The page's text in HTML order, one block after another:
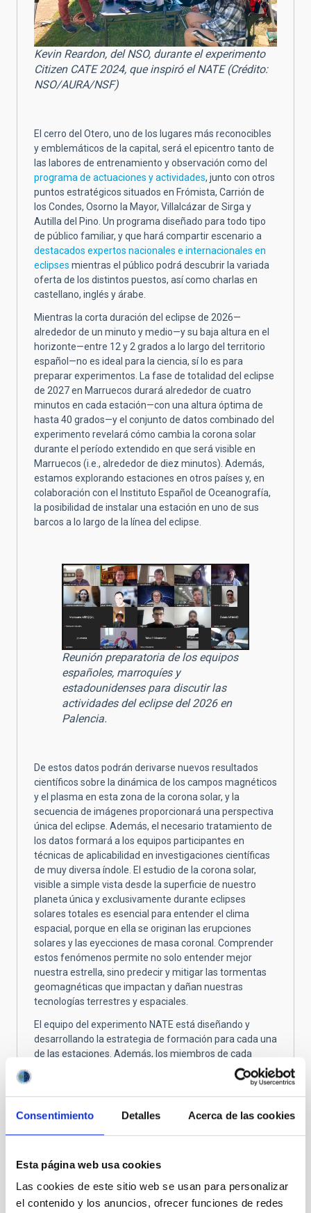
Consentimiento Detalles Acerca de las cookies
Esta página web usa cookies
Las cookies de este sitio web se usan para personalizar
el contenido y los anuncios, ofrecer funciones de redes
Kevin Reardon, del NSO, durante el experimento
Citizen CATE 2024, que inspiró el NATE (Crédito:
NSO/AURA/NSF)
El cerro del Otero, uno de los lugares más reconocibles
y emblemáticos de la capital, será el epicentro tanto de
las labores de entrenamiento y observación como del
programa de actuaciones y actividades, junto con otros
puntos estratégicos situados en Frómista, Carrión de
los Condes, Osorno la Mayor, Villalcázar de Sirga y
Autilla del Pino. Un programa diseñado para todo tipo
de público familiar, y que hará compartir escenario a
destacados expertos nacionales e internacionales en
eclipses mientras el público podrá descubrir la variada
oferta de los distintos puestos, así como charlas en
castellano, inglés y árabe.
Mientras la corta duración del eclipse de 2026—
alrededor de un minuto y medio—y su baja altura en el
horizonte—entre 12 y 2 grados a lo largo del territorio
español—no es ideal para la ciencia, sí lo es para
preparar experimentos. La fase de totalidad del eclipse
de 2027 en Marruecos durará alrededor de cuatro
minutos en cada estación—con una altura óptima de
hasta 40 grados—y el conjunto de datos combinado del
experimento revelará cómo cambia la corona solar
durante el período extendido en que será visible en
Marruecos (i.e., alrededor de diez minutos). Además,
estamos explorando estaciones en otros países y, en
colaboración con el Instituto Español de Oceanografía,
la posibilidad de instalar una estación en uno de sus
barcos a lo largo de la línea del eclipse.
Reunión preparatoria de los equipos
españoles, marroquíes y
estadounidenses para discutir las
actividades del eclipse del 2026 en
Palencia.
De estos datos podrán derivarse nuevos resultados
científicos sobre la dinámica de los campos magnéticos
y el plasma en esta zona de la corona solar, y la
secuencia de imágenes proporcionará una perspectiva
única del eclipse. Además, el necesario tratamiento de
los datos formará a los equipos participantes en
técnicas de aplicabilidad en investigaciones científicas
de muy diversa índole. El estudio de la corona solar,
visible a simple vista desde la superficie de nuestro
planeta única y exclusivamente durante eclipses
solares totales es esencial para entender el clima
espacial, porque en ella se originan las erupciones
solares y las eyecciones de masa coronal. Comprender
estos fenómenos permite no solo entender mejor
nuestra estrella, sino predecir y mitigar las tormentas
geomagnéticas que impactan y dañan nuestras
tecnologías terrestres y espaciales.
El equipo del experimento NATE está diseñando y
desarrollando la estrategia de formación para cada una
de las estaciones. Además, los miembros de cada
estación participarán en un sinfín de esfuerzos
divulgativos locales de diferente índole. Una vez
concluido el experimento, el material adquirido para
cada estación será donado a las localidades anfitrionas,
Todos miran al cielo
Los eclipses son, probablemente, los fenómenos